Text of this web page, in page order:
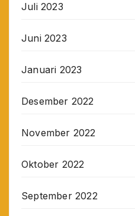
Juli 2023
Juni 2023
Januari 2023
Desember 2022
November 2022
Oktober 2022
September 2022